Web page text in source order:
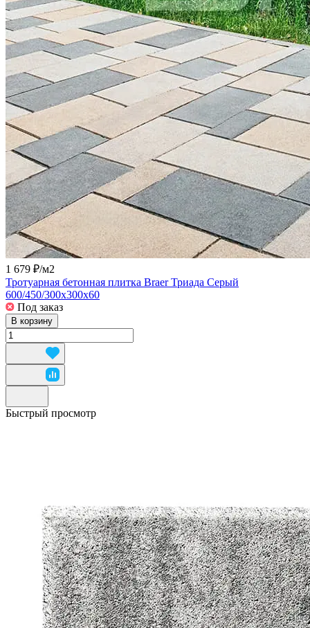
1 679 ₽/м2
Тротуарная бетонная плитка Braer Триада Серый
600/450/300x300x60
Под заказ
В корзину
Быстрый просмотр